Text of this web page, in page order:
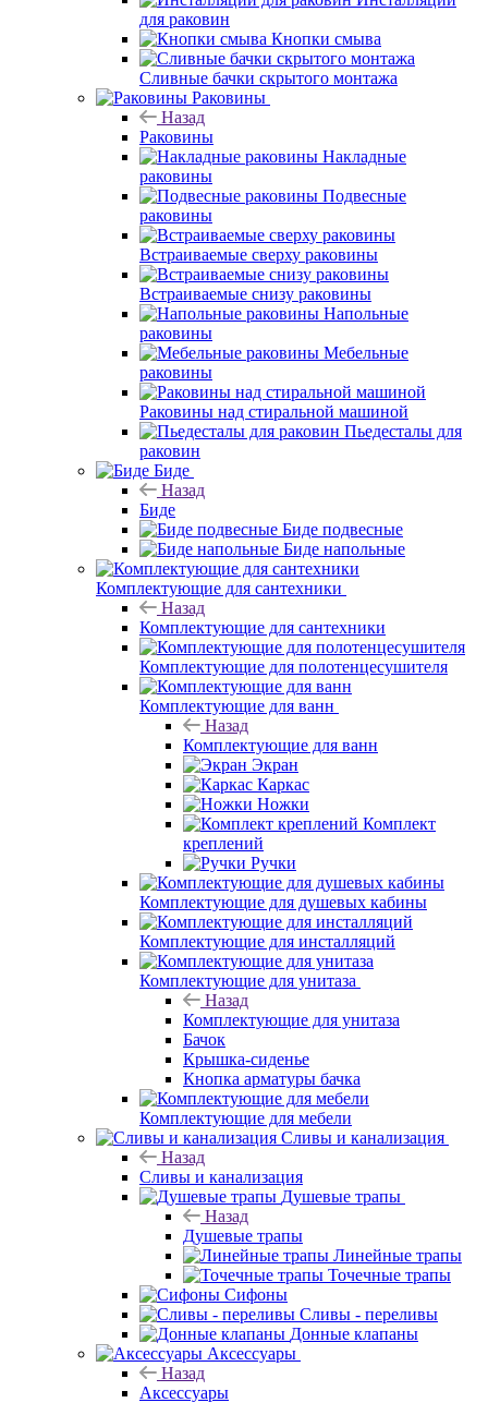
для раковин
Кнопки смыва
Сливные бачки скрытого монтажа
Раковины
Назад
Раковины
Накладные
раковины
Подвесные
раковины
Встраиваемые сверху раковины
Встраиваемые снизу раковины
Напольные
раковины
Мебельные
раковины
Раковины над стиральной машиной
Пьедесталы для
раковин
Биде
Назад
Биде
Биде подвесные
Биде напольные
Комплектующие для сантехники
Назад
Комплектующие для сантехники
Комплектующие для полотенцесушителя
Комплектующие для ванн
Назад
Комплектующие для ванн
Экран
Каркас
Ножки
Комплект
креплений
Ручки
Комплектующие для душевых кабины
Комплектующие для инсталляций
Комплектующие для унитаза
Назад
Комплектующие для унитаза
Бачок
Крышка-сиденье
Кнопка арматуры бачка
Комплектующие для мебели
Сливы и канализация
Назад
Сливы и канализация
Душевые трапы
Назад
Душевые трапы
Линейные трапы
Точечные трапы
Сифоны
Сливы - переливы
Донные клапаны
Аксессуары
Назад
Аксессуары